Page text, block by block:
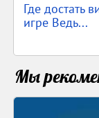
Где достать
игре Ведь...
Мы